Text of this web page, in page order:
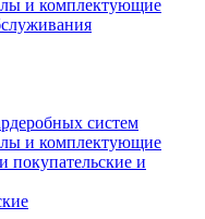
и комплектующие
систем
и комплектующие
покупательские и